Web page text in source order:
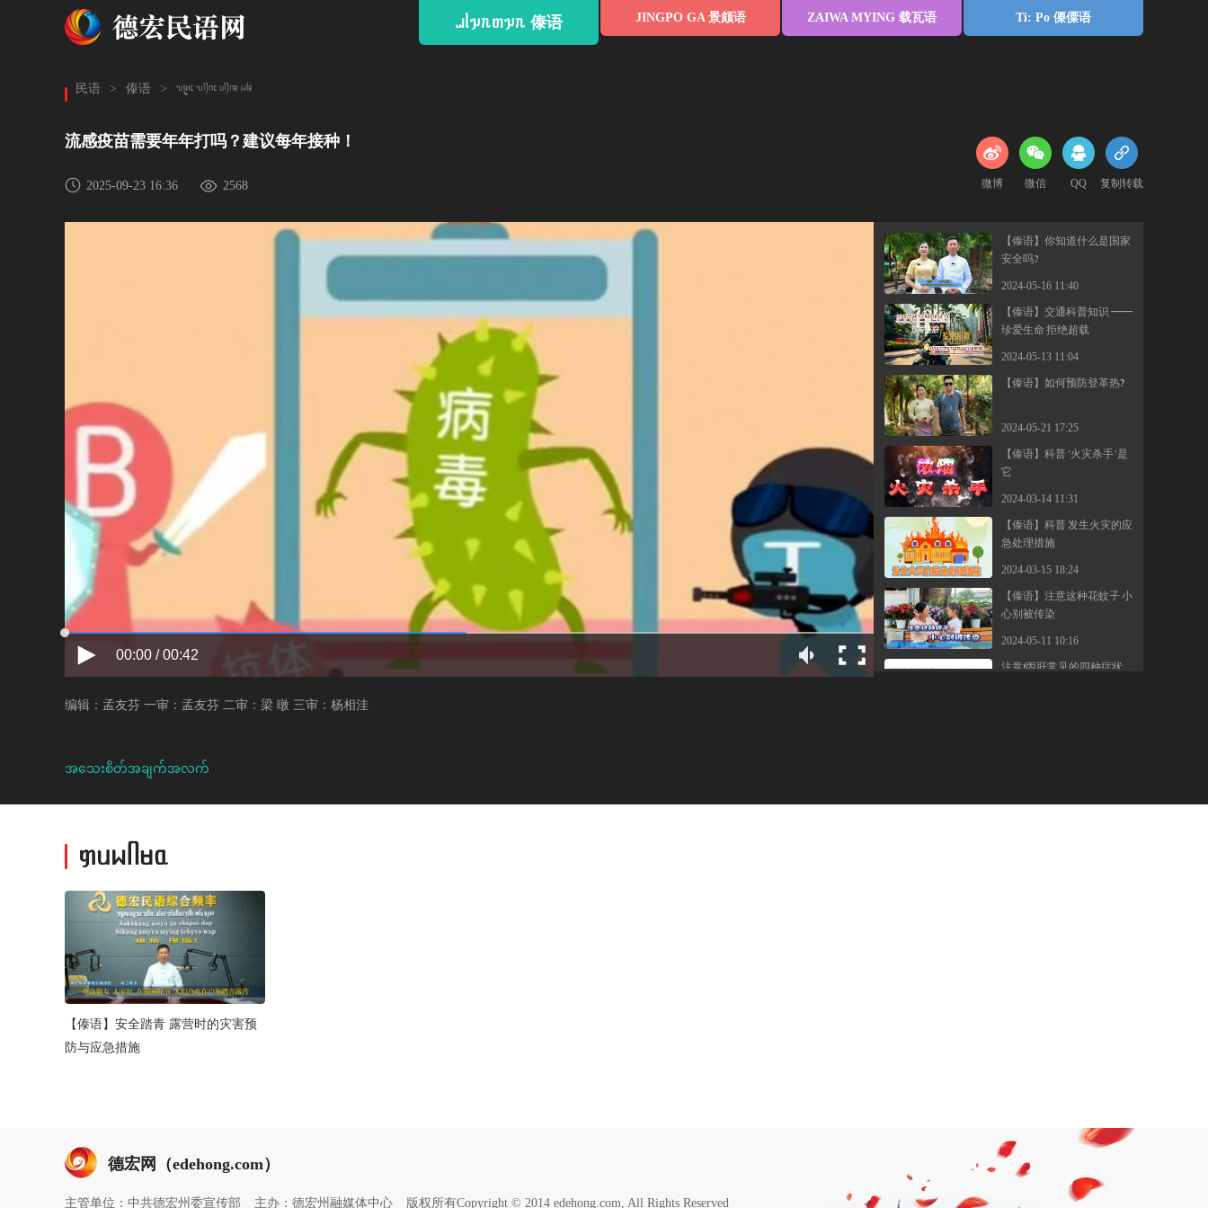
ᥘᥣᥭᥰᥖᥭᥰ 傣语 JINGPO GA 景颇语 ZAIWA MYING 载瓦语 Ti: Po 傈僳语
民语 > 傣语 > '3za 'cya ucyf wkf
流感疫苗需要年年打吗？建议每年接种！
2025-09-23 16:36 2568 微博 微信 QQ 复制转载
00:00 / 00:42
【傣语】你知道什么是国家
安全吗?
2024-05-16 11:40
【傣语】交通科普知识 ——
珍爱生命 拒绝超载
2024-05-13 11:04
【傣语】如何预防登革热？
2024-05-21 17:25
【傣语】科普 “火灾杀手”是
它
2024-03-14 11:31
【傣语】科普 发生火灾的应
急处理措施
2024-03-15 18:24
【傣语】注意这种花蚊子 小
心别被传染
2024-05-11 10:16
注意！丙肝常见的四种症状
编辑：孟友芬 一审：孟友芬 二审：梁 暾 三审：杨相洼
အသေးစိတ်အချက်အလက်
ᥞᥙᥕᥥᥛᥲ
【傣语】安全踏青 露营时的灾害预
防与应急措施
德宏网（edehong.com）
主管单位：中共德宏州委宣传部 主办：德宏州融媒体中心 版权所有Copyright © 2014 edehong.com, All Rights Reserved